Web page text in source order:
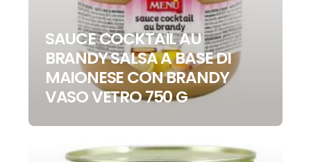
SAUCE COCKTAIL AU
BRANDY SALSA A BASE DI
MAIONESE CON BRANDY
VASO VETRO 750 G